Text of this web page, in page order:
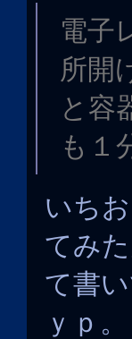
電子
所開
と容
も１
いち
てみ
て書
ｙｐ。